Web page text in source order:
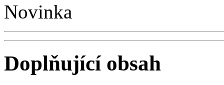
Novinka
Doplňující obsah